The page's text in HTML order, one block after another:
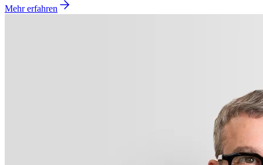
Mehr erfahren